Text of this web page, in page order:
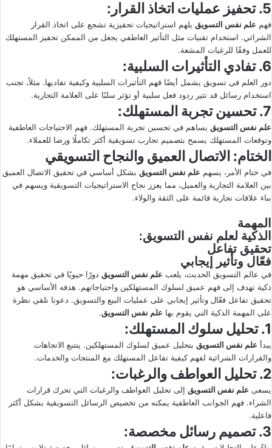
5. تحفيز عمليات اتخاذ القرار:
فهم علم نفس التسويق يلهم استراتيجيات تحفيزية تشجع على اتخاذ القرار
الشرائي. استخدام تقنيات مثل التأثير العاطفي يجعل من الممكن تحفيز المستهلك
للعمل وفقًا للرغبات المشعة.
6. تفادي التأثيرات السلبية:
دور العلم في تسويق يشمل أيضًا فهم التأثيرات السلبية وكيفية تفاديها. مثلاً، تجنب
استخدام رسائل قد تثير ردود فعل سلبية أو تؤثر سلبًا على العلامة التجارية.
7. تحسين تجربة المستهلك:
علم نفس التسويق يساهم في تحسين تجربة المستهلك. فهم الاحتياجات العاطفية
وتوقعات المستهلك يسمح بتصميم تجارب تسويقية أكثر تكاملًا ورضا للعملاء.
الختام: الاتصال العميق والنجاح التسويقي
في ختام الأمر، يسهم علم نفس التسويق بشكل أساسي في تحقيق الاتصال العميق
بين العلامة التجارية والعميل، مما يعزز نجاح الاستراتيجيات التسويقية ويسهم في
بناء علاقات تجارية قائمة على الثقة والولاء.
المهمة
الذكية لعلم نفس التسويق:
تحقيق تفاعل
فعّال وتأثير إيجابي
في عالم التسويق الحديث، يلعب علم نفس التسويق دورًا حيويًا في تحقيق مهمة
ذكية تهدف إلى فهم عميق لسلوك المستهلكين واحتياجاتهم. هدفه الأساسي هو
تحقيق تفاعل فعّال وتأثير إيجابي على عمليات البيع والتسويق. دعونا نلقي نظرة
على المهمة الذكية التي يقوم بها علم نفس التسويق.
1. تحليل سلوك المستهلك:
يبدأ علم نفس التسويق بتحليل عميق لسلوك المستهلكين. يتتبع الاتجاهات
والقرارات الشرائية لفهم كيفية تفاعل المستهلك مع المنتجات والخدمات.
2. تحليل العواطف والرغبات:
يسعى علم نفس التسويق إلى تحليل العواطف والرغبات التي تحرك قرارات
الشراء. فهم الجوانب العاطفية يمكنه من تخصيص الرسائل التسويقية بشكل أكثر
فاعلية.
3. تصميم رسائل مخصصة: